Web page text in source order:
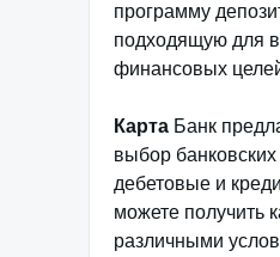
программу
подходящую для
финансовых
Карта Банк
выбор банковских
дебетовые и
можете получить
различными